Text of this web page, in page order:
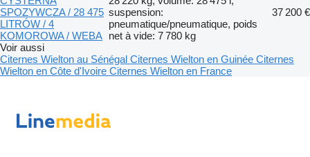
SPOZYWCZA / 28 475
LITRÓW / 4
KOMOROWA / WEBA
suspension:
pneumatique/pneumatique, poids
net à vide: 7 780 kg
37 200 €
Voir aussi
Citernes Wielton au Sénégal Citernes Wielton en Guinée Citernes
Wielton en Côte d'Ivoire Citernes Wielton en France